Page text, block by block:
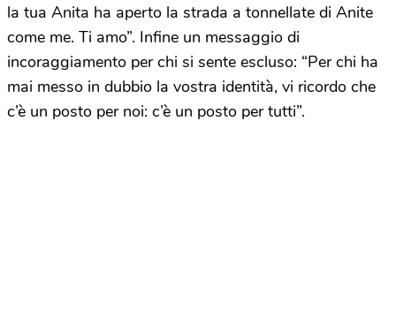
la tua Anita ha aperto la strada a tonnellate di Anite
come me. Ti amo”. Infine un messaggio di
incoraggiamento per chi si sente escluso: “Per chi ha
mai messo in dubbio la vostra identità, vi ricordo che
c’è un posto per noi: c’è un posto per tutti”.